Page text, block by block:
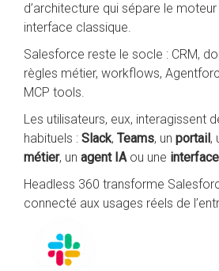
d’architecture qui sépare le
interface classique.
Salesforce reste le socle : CRM,
règles métier, workflows,
MCP tools.
Les utilisateurs, eux, interagissent
habituels : Slack, Teams, un portail ,
métier, un agent IAou une
Headless 360 transforme
connecté aux usages réels de